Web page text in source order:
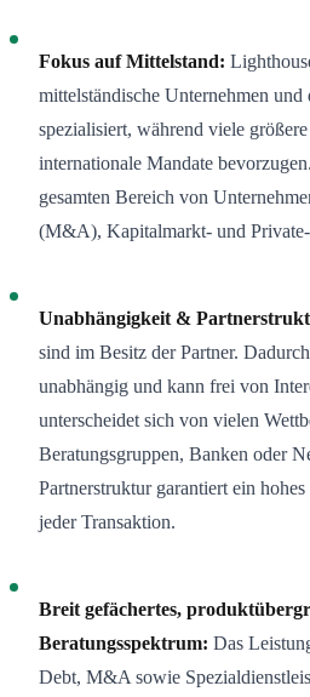
Fokus auf Mittelstand:
mittelständische Unternehmen und
spezialisiert, während viele
internationale Mandate
gesamten Bereich von
(M&A), Kapitalmarkt- und
Unabhängigkeit &
sind im Besitz der Partner.
unabhängig und kann frei von
unterscheidet sich von vielen
Beratungsgruppen, Banken oder
Partnerstruktur garantiert ein
jeder Transaktion.
Breit gefächertes,
Beratungsspektrum: Das
Debt, M&A sowie